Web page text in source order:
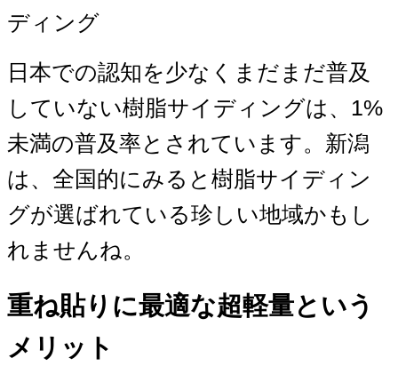
ディング
日本での認知を少なくまだまだ普及
していない樹脂サイディングは、1%
未満の普及率とされています。新潟
は、全国的にみると樹脂サイディン
グが選ばれている珍しい地域かもし
れませんね。
重ね貼りに最適な超軽量という
メリット